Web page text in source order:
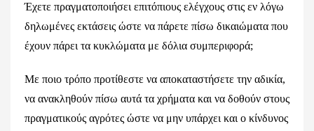
Έχετε πραγματοποιήσει επιτόπιους ελέγχους στις εν λόγω
δηλωμένες εκτάσεις ώστε να πάρετε πίσω δικαιώματα που
έχουν πάρει τα κυκλώματα με δόλια συμπεριφορά;
Με ποιο τρόπο προτίθεστε να αποκαταστήσετε την αδικία,
να ανακληθούν πίσω αυτά τα χρήματα και να δοθούν στους
πραγματικούς αγρότες ώστε να μην υπάρχει και ο κίνδυνος